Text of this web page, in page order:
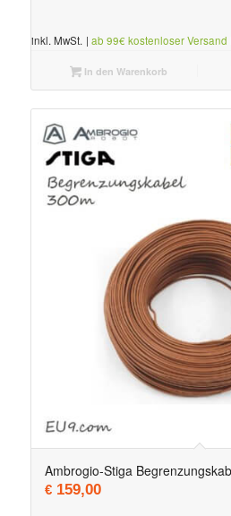
inkl. MwSt. | ab 99€ kostenloser Versand
In den Warenkorb
Ambrogio-Stiga
€159,00